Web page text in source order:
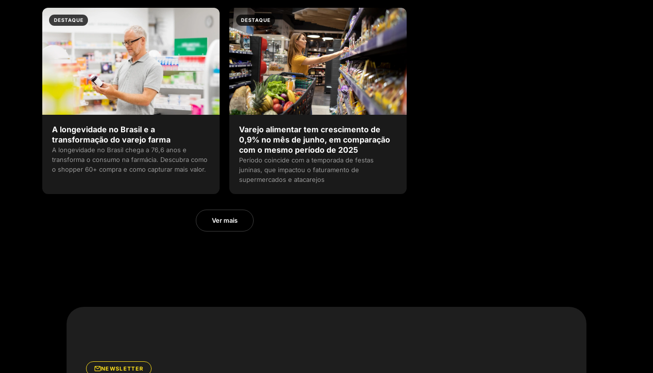
DESTAQUE
A longevidade no Brasil e a
transformação do varejo farma
A longevidade no Brasil chega a 76,6 anos e
transforma o consumo na farmácia. Descubra como
o shopper 60+ compra e como capturar mais valor.
DESTAQUE
Varejo alimentar tem crescimento de
0,9% no mês de junho, em comparação
com o mesmo período de 2025
Período coincide com a temporada de festas
juninas, que impactou o faturamento de
supermercados e atacarejos
Ver mais
NEWSLETTER